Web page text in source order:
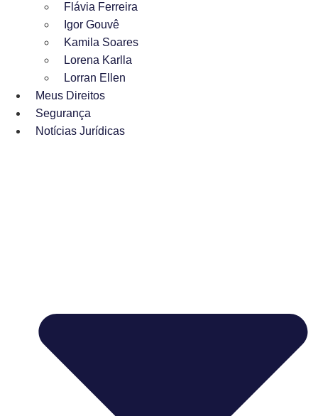
Flávia Ferreira
Igor Gouvê
Kamila Soares
Lorena Karlla
Lorran Ellen
Meus Direitos
Segurança
Notícias Jurídicas